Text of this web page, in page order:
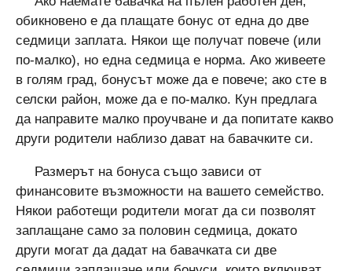
обикновено е да плащате бонус от една до две
седмици заплата. Някои ще получат повече (или
по-малко), но една седмица е норма. Ако живеете
в голям град, бонусът може да е повече; ако сте в
селски район, може да е по-малко. Кун предлага
да направите малко проучване и да попитате какво
други родители наблизо дават на бавачките си.
Размерът на бонуса също зависи от
финансовите възможности на вашето семейство.
Някои работещи родители могат да си позволят
заплащане само за половин седмица, докато
други могат да дадат на бавачката си две